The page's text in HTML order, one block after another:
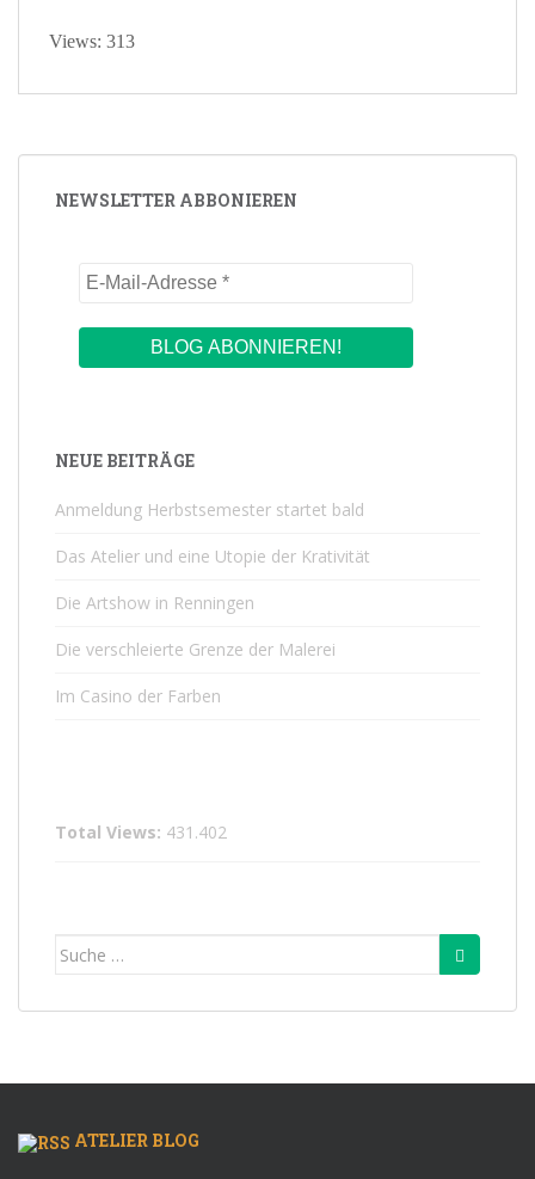
Views: 313
NEWSLETTER ABBONIEREN
NEUE BEITRÄGE
Anmeldung Herbstsemester startet bald
Das Atelier und eine Utopie der Krativität
Die Artshow in Renningen
Die verschleierte Grenze der Malerei
Im Casino der Farben
Total Views: 431.402
Suche
ATELIER BLOG